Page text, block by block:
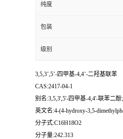
纯度
包装
级别
3,5,3’,5’-四甲基-4,4’-二羟基联苯
CAS:2417-04-1
别名:3,5,3',5'-四甲基-4,4'-联苯二
英文名:4-(4-hydroxy-3,5-
分子式:C16H18O2
分子量:242.313